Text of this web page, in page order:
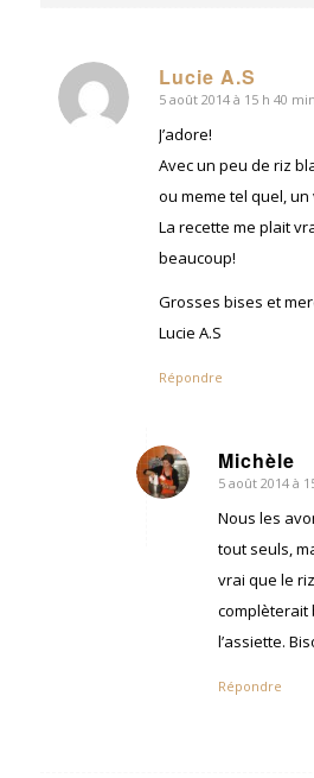
Lucie A.S
dit
:
5 août 2014 à 15 h 40 min
J’adore!
Avec un peu de riz
ou meme tel quel, un
La recette me plait
beaucoup!
Grosses bises et
Lucie A.S
Répondre
Michèle
dit
5 août 2014 à
Nous les
tout seuls,
vrai que le riz
complèterait
l’assiette.
Répondre